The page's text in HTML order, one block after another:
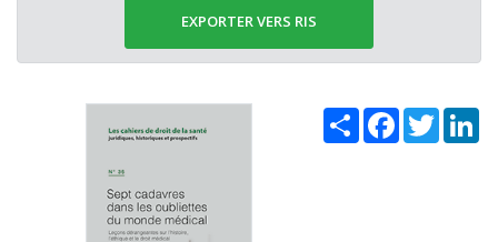
EXPORTER VERS RIS
Share Facebook
Twitter